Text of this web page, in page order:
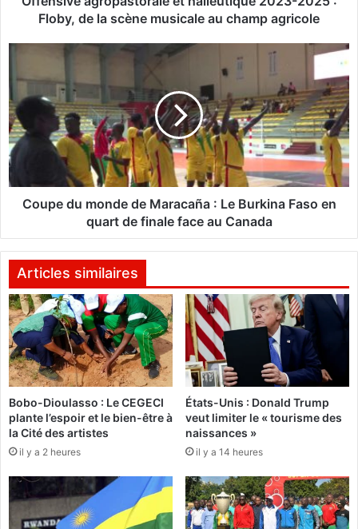
o
a
s
t
o
r
a
l
h
i
e
u
t
i
q
u
e
2
0
-
2
Floby, de la scène musicale au champ agricole
u
p
e
d
u
m
o
e
d
M
a
r
a
c
a
ñ
a
:
L
e
u
r
k
Coupe du monde de Maracaña : Le Burkina Faso en
quart de finale face au Canada
Articles similaires
Bobo-Dioulasso : Le CEGECI
plante l’espoir et le bien-être à
la Cité des artistes
il y a 2 heures
États-Unis : Donald Trump
veut limiter le « tourisme des
naissances »
il y a 14 heures